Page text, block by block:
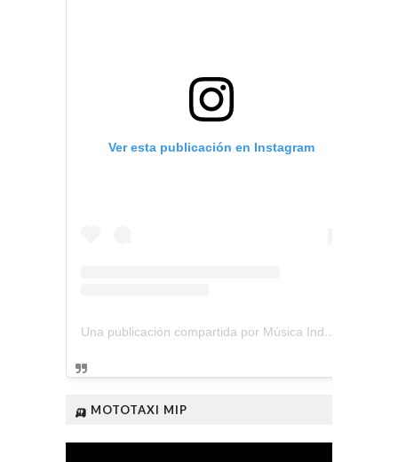
Ver esta publicación en Instagram
Una publicación compartida por Música Independiente Perú 🇵🇪 (@musica.independiente.peru)
🛺 MOTOTAXI MIP